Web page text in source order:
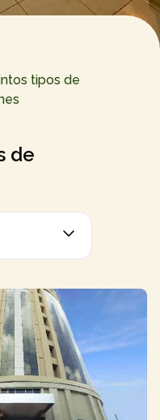
tipos de
de